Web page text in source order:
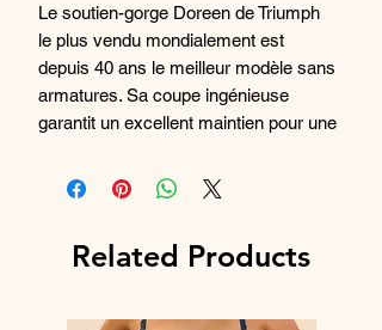
Le soutien-gorge Doreen de Triumph
le plus vendu mondialement est
depuis 40 ans le meilleur modèle sans
armatures. Sa coupe ingénieuse
garantit un excellent maintien pour une
taille 85 à 125 cm et en bonnets B à
G. Photographie retouchée.
Composition:80% Polyamide,13%
Related Products